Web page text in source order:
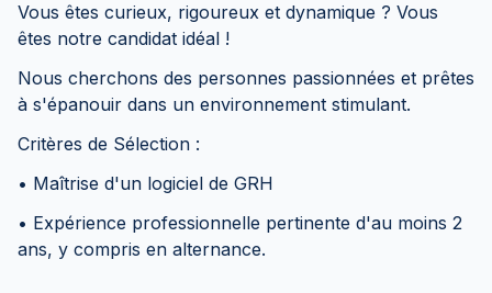
Vous êtes curieux, rigoureux et dynamique ? Vous
êtes notre candidat idéal !
Nous cherchons des personnes passionnées et prêtes
à s'épanouir dans un environnement stimulant.
Critères de Sélection :
• Maîtrise d'un logiciel de GRH
• Expérience professionnelle pertinente d'au moins 2
ans, y compris en alternance.